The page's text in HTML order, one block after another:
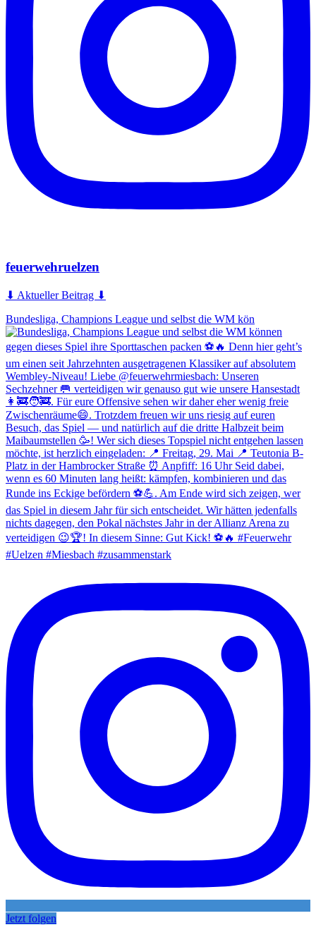
feuerwehruelzen
⬇ Aktueller Beitrag ⬇
Bundesliga, Champions League und selbst die WM kön
Jetzt folgen